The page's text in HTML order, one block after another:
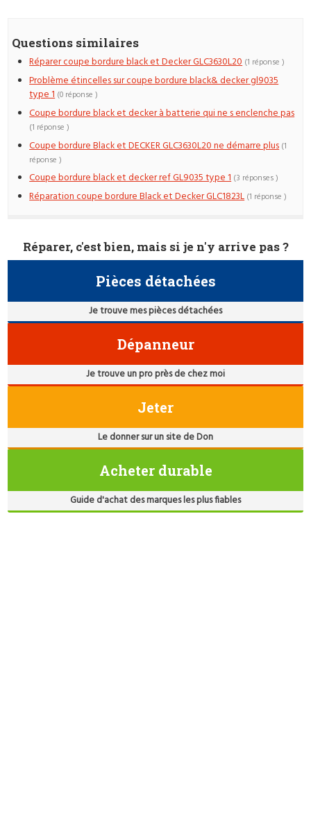
Questions similaires
Réparer coupe bordure black et Decker GLC3630L20 (1 réponse )
Problème étincelles sur coupe bordure black& decker gl9035
type 1 (0 réponse )
Coupe bordure black et decker à batterie qui ne s enclenche pas
(1 réponse )
Coupe bordure Black et DECKER GLC3630L20 ne démarre plus (1
réponse )
Coupe bordure black et decker ref GL9035 type 1 (3 réponses )
Réparation coupe bordure Black et Decker GLC1823L (1 réponse )
Réparer, c'est bien, mais si je n'y arrive pas ?
Pièces détachées
Je trouve mes pièces détachées
Dépanneur
Je trouve un pro près de chez moi
Jeter
Le donner sur un site de Don
Acheter durable
Guide d'achat des marques les plus fiables